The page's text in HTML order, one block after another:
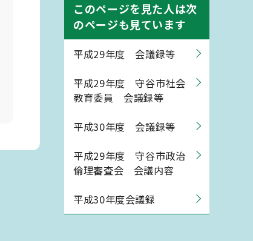
このページを見た人は次
のページも見ています
平成29年度 会議録等
平成29年度 守谷市社会
教育委員 会議録等
平成30年度 会議録等
平成29年度 守谷市政治
倫理審査会 会議内容
平成30年度会議録